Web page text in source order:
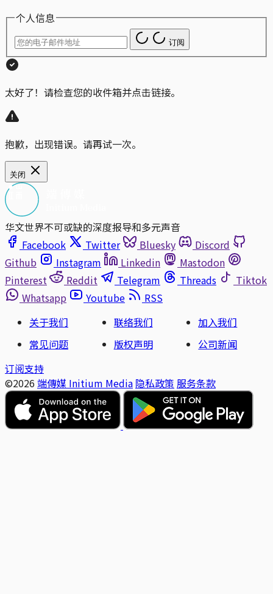
个人信息
订阅
太好了！请检查您的收件箱并点击链接。
抱歉，出现错误。请再试一次。
关闭
华文世界不可或缺的深度报导和多元声音
Facebook
Twitter Bluesky
Discord
Github
Instagram Linkedin
Mastodon
Pinterest
Reddit Telegram Threads
Tiktok
Whatsapp
Youtube
RSS
关于我们
联络我们
加入我们
常见问题
版权声明
公司新闻
订阅支持
©2026 端傳媒 Initium Media 隐私政策 服务条款